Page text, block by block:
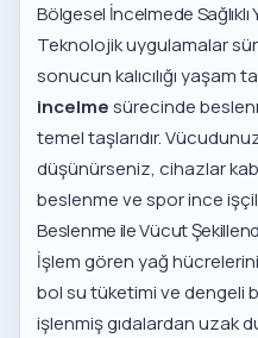
Bölgesel İncelmede Sağlıklı
Teknolojik uygulamalar
sonucun kalıcılığı yaşam
incelmesürecinde
temel taşlarıdır.
düşünürseniz, cihazlar
beslenme ve spor ince
Beslenme ile Vücut
İşlem gören yağ
bol su tüketimi ve dengeli
işlenmiş gıdalardan uzak